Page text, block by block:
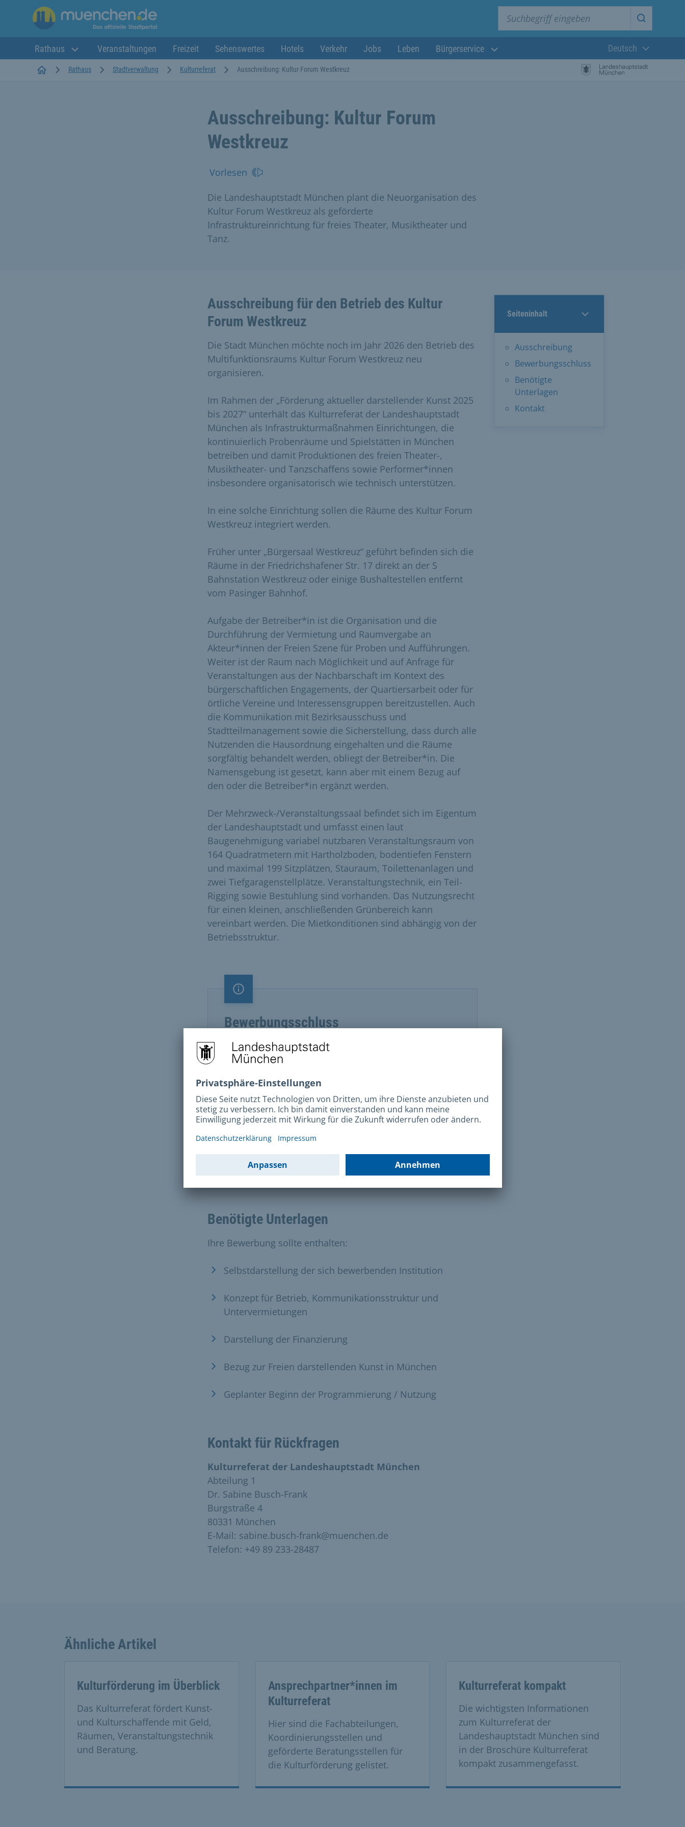
Suche
Rathaus Veranstaltungen Freizeit Sehenswertes Hotels Verkehr Jobs Leben Bürgerservice
Aktuelle
Deutsch
StartseiteRathaus Stadtverwaltung Kulturreferat Ausschreibung: Kultur Forum Westkreuz
Ausschreibung: Kultur Forum
Westkreuz
Vorlesen
Die Landeshauptstadt München plant die Neuorganisation des
Kultur Forum Westkreuz als geförderte
Infrastruktureinrichtung für freies Theater, Musiktheater und
Tanz.
Seiteninhalt
Ausschreibung
Bewerbungsschluss
Benötigte
Unterlagen
Kontakt
Ausschreibung für den Betrieb des Kultur
Forum Westkreuz
Die Stadt München möchte noch im Jahr 2026 den Betrieb des
Multifunktionsraums Kultur Forum Westkreuz neu
organisieren.
Im Rahmen der „Förderung aktueller darstellender Kunst 2025
bis 2027“ unterhält das Kulturreferat der Landeshauptstadt
München als Infrastrukturmaßnahmen Einrichtungen, die
kontinuierlich Probenräume und Spielstätten in München
betreiben und damit Produktionen des freien Theater-,
Musiktheater- und Tanzschaffens sowie Performer*innen
insbesondere organisatorisch wie technisch unterstützen.
In eine solche Einrichtung sollen die Räume des Kultur Forum
Westkreuz integriert werden.
Früher unter „Bürgersaal Westkreuz“ geführt befinden sich die
Räume in der Friedrichshafener Str. 17 direkt an der S
Bahnstation Westkreuz oder einige Bushaltestellen entfernt
vom Pasinger Bahnhof.
Aufgabe der Betreiber*in ist die Organisation und die
Durchführung der Vermietung und Raumvergabe an
Akteur*innen der Freien Szene für Proben und Aufführungen.
Weiter ist der Raum nach Möglichkeit und auf Anfrage für
Veranstaltungen aus der Nachbarschaft im Kontext des
bürgerschaftlichen Engagements, der Quartiersarbeit oder für
örtliche Vereine und Interessensgruppen bereitzustellen. Auch
die Kommunikation mit Bezirksausschuss und
Stadtteilmanagement sowie die Sicherstellung, dass durch alle
Nutzenden die Hausordnung eingehalten und die Räume
sorgfältig behandelt werden, obliegt der Betreiber*in. Die
Namensgebung ist gesetzt, kann aber mit einem Bezug auf
den oder die Betreiber*in ergänzt werden.
Der Mehrzweck-/Veranstaltungssaal befindet sich im Eigentum
der Landeshauptstadt und umfasst einen laut
Baugenehmigung variabel nutzbaren Veranstaltungsraum von
164 Quadratmetern mit Hartholzboden, bodentiefen Fenstern
und maximal 199 Sitzplätzen, Stauraum, Toilettenanlagen und
zwei Tiefgaragenstellplätze. Veranstaltungstechnik, ein Teil-
Rigging sowie Bestuhlung sind vorhanden. Das Nutzungsrecht
für einen kleinen, anschließenden Grünbereich kann
vereinbart werden. Die Mietkonditionen sind abhängig von der
Betriebsstruktur.
Information
Bewerbungsschluss
Ihre Bewerbungsunterlagen sind bis zum 19. April
2026 per Post einzusenden an:
Abteilung 1
Dr. Sabine Busch-Frank
Burgstr. 4
80331 München
oder per E-Mail an: sabine.buschfrank@muenchen.de
Benötigte Unterlagen
Ihre Bewerbung sollte enthalten:
Selbstdarstellung der sich bewerbenden Institution
Konzept für Betrieb, Kommunikationsstruktur und
Untervermietungen
Darstellung der Finanzierung
Bezug zur Freien darstellenden Kunst in München
Geplanter Beginn der Programmierung / Nutzung
Kontakt für Rückfragen
Kulturreferat der Landeshauptstadt München
Abteilung 1
Dr. Sabine Busch-Frank
Burgstraße 4
80331 München
E-Mail: sabine.busch-frank@muenchen.de
Telefon: +49 89 233-28487
Ähnliche Artikel
Kulturförderung im Überblick
Das Kulturreferat fördert Kunst-
und Kulturschaffende mit Geld,
Räumen, Veranstaltungstechnik
und Beratung.
Ansprechpartner*innen im
Kulturreferat
Hier sind die Fachabteilungen,
Koordinierungsstellen und
geförderte Beratungsstellen für
die Kulturförderung gelistet.
Kulturreferat kompakt
Die wichtigsten Informationen
zum Kulturreferat der
Landeshauptstadt München sind
in der Broschüre Kulturreferat
kompakt zusammengefasst.